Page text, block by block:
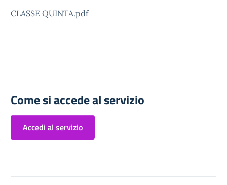
CLASSE QUINTA.pdf
Come si accede al servizio
Accedi al servizio